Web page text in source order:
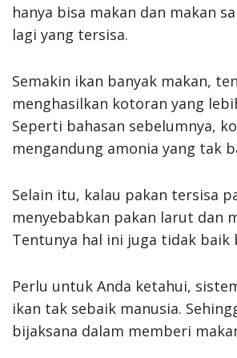
hanya bisa makan dan makan
lagi yang tersisa.
Semakin ikan banyak makan,
menghasilkan kotoran yang
Seperti bahasan sebelumnya,
mengandung amonia yang tak
Selain itu, kalau pakan tersisa
menyebabkan pakan larut dan
Tentunya hal ini juga tidak baik
Perlu untuk Anda ketahui,
ikan tak sebaik manusia.
bijaksana dalam memberi